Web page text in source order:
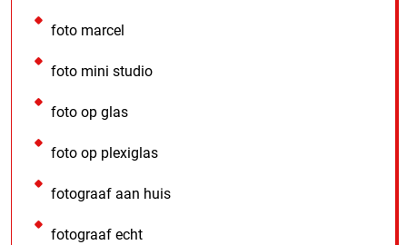
foto marcel
foto mini studio
foto op glas
foto op plexiglas
fotograaf aan huis
fotograaf echt